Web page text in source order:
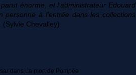
énorme, et l'administrateur Edouard
personne à l'entrée dans les collections
(Sylvie Chevalley)
dans La mort de Pompée